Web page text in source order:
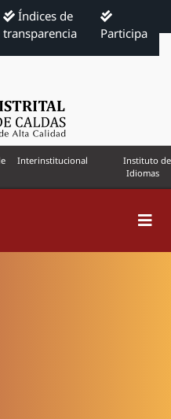
Índices de
transparencia
Participa
Interinstitucional
Instituto de
Idiomas